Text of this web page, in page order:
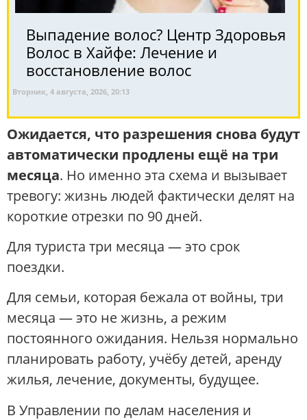
Выпадение волос? Центр Здоровья
Волос в Хайфе: Лечение и
восстановление волос
Вторник, 4 августа, 2026, 20:13
Ожидается, что разрешения снова будут
автоматически продлены ещё на три
месяца. Но именно эта схема и вызывает
тревогу: жизнь людей фактически делят на
короткие отрезки по 90 дней.
Для туриста три месяца — это срок
поездки.
Для семьи, которая бежала от войны, три
месяца — это не жизнь, а режим
постоянного ожидания. Нельзя нормально
планировать работу, учёбу детей, аренду
жилья, лечение, документы, будущее.
В Управлении по делам населения и